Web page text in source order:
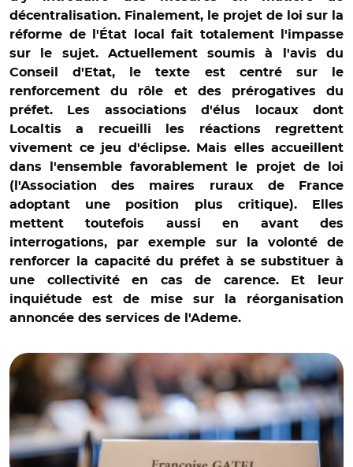
décentralisation. Finalement, le projet de loi sur la
réforme de l'État local fait totalement l'impasse
sur le sujet. Actuellement soumis à l'avis du
Conseil d'Etat, le texte est centré sur le
renforcement du rôle et des prérogatives du
préfet. Les associations d'élus locaux dont
Localtis a recueilli les réactions regrettent
vivement ce jeu d'éclipse. Mais elles accueillent
dans l'ensemble favorablement le projet de loi
(l'Association des maires ruraux de France
adoptant une position plus critique). Elles
mettent toutefois aussi en avant des
interrogations, par exemple sur la volonté de
renforcer la capacité du préfet à se substituer à
une collectivité en cas de carence. Et leur
inquiétude est de mise sur la réorganisation
annoncée des services de l'Ademe.
© @FrancoiseGatel / photo prise en décembre dernier lors
d'une réunion sur la décentralisation avec, notamment, les